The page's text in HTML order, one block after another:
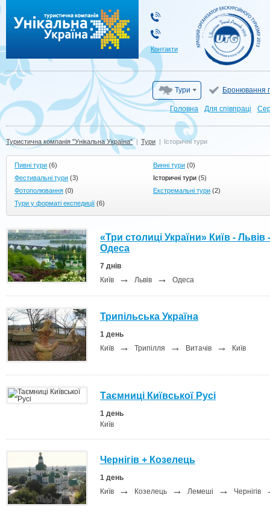
Контакти
Тури Бронювання
Головна Для cпівпраці
Туристична компанія "Унікальна Україна" | Тури | Історичні тури
Пивні тури (6) Винні тури (0)
Фестивальні тури (3) Історичні тури (5)
Фотополювання (0) Екстремальні тури (2)
Тури у форматі експедиції (6)
«Три столиці України» Київ - Львів -
Одеса
7 днів
Київ
→ Львів → Одеса
Трипільська Україна
1 день
Київ
→ Трипілля → Витачів → Київ
Таємниці Київської Русі
1 день
Київ
Чернігів + Козелець
1 день
Київ
→ Козелець → Лемеші → Чернігів